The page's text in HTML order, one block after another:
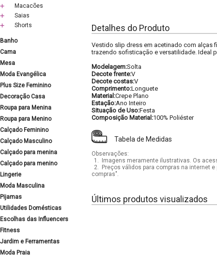
Macacões
Saias
Shorts
Banho
Cama
Mesa
Moda Evangélica
Plus Size Feminino
Decoração Casa
Roupa para Menina
Roupa para Menino
Calçado Feminino
Calçado Masculino
Calçado para menina
Calçado para menino
Lingerie
Moda Masculina
Pijamas
Utilidades Domésticas
Escolhas das Influencers
Fitness
Jardim e Ferramentas
Moda Praia
Detalhes do Produto
Vestido slip dress em acetinado com alças
trazendo sofisticação e versatilidade. Ideal
Modelagem:Solta
Decote frente:V
Decote costas:V
Comprimento:Longuete
Material:Crepe Plano
Estação:Ano Inteiro
Situação de Uso:Festa
Composição Material:100% Poliéster
Tabela de Medidas
Observações:
1.
Imagens meramente ilustrativas. Os
2.
Preços válidos para compras na internet
compras".
Últimos produtos visualizados